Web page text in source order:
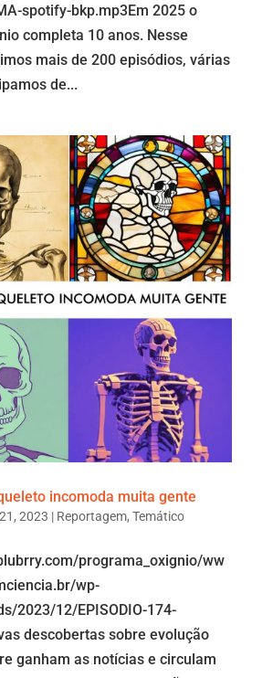
spotify-bkp.mp3Em 2025 o
completa 10 anos. Nesse
mais de 200 episódios, várias
de...
incomoda muita gente
2023 | Reportagem, Temático
programa_oxignio/ww
wp-
2023/12/EPISODIO-174-
descobertas sobre evolução
ganham as notícias e circulam